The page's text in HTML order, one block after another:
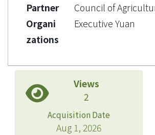
Partner
Organi
zations
Council of
Executive Yuan
Views
2
Acquisition Date
Aug 1, 2026